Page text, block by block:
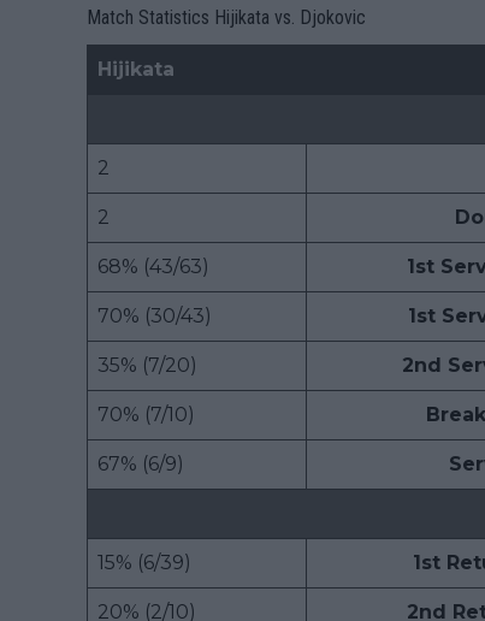
Match Statistics Hijikata vs. Djokovic
Hijikata
2
2
68% (43/63) 1st
70% (30/43) 1st
35% (7/20) 2nd
70% (7/10)
67% (6/9)
15% (6/39) 1st
20% (2/10) 2nd